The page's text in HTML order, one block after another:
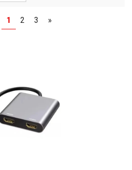
1 2 3 »